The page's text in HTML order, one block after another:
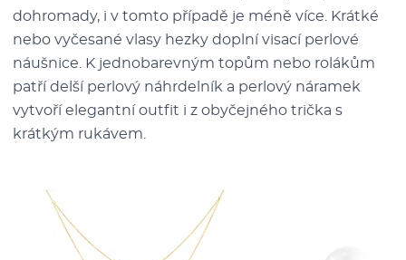
dohromady, i v tomto případě je méně více. Krátké
nebo vyčesané vlasy hezky doplní visací perlové
náušnice. K jednobarevným topům nebo rolákům
patří delší perlový náhrdelník a perlový náramek
vytvoří elegantní outfit i z obyčejného trička s
krátkým rukávem.